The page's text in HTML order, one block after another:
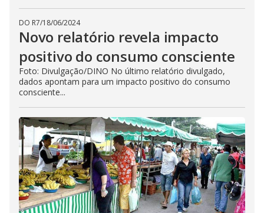
DO R7/18/06/2024
Novo relatório revela impacto
positivo do consumo consciente
Foto: Divulgação/DINO No último relatório divulgado,
dados apontam para um impacto positivo do consumo
consciente...